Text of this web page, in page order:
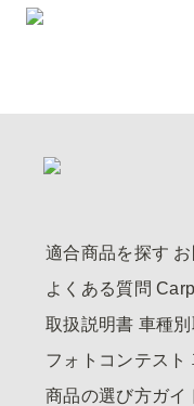
適合商品を探す
よくある質問
取扱説明書 車種
フォトコンテスト
商品の選び方ガイ